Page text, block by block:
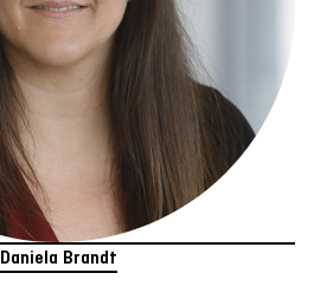
Daniela Brandt